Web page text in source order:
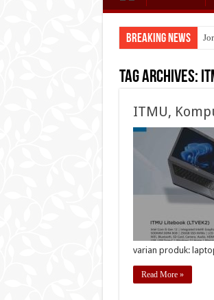
Breaking News
Tag Archives:
ITMU,
varian produk:
Read More »